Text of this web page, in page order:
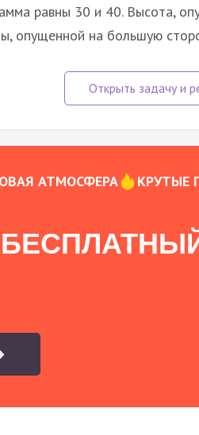
равны 30 и 40. Высота,
опущенной на большую
АТМОСФЕРА КРУТЫЕ